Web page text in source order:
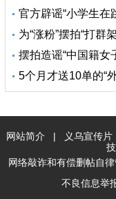
官方辟谣“小学生在
否该担责？
为“涨粉”摆拍“打群
摆拍造谣“中国籍女
查处
5个月才送10单的“
网站简介 | 义乌宣传片
网络敲诈和有偿删帖自
不良信息举